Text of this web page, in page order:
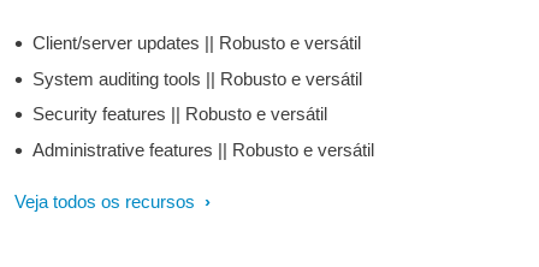
Client/server updates || Robusto e versátil
System auditing tools || Robusto e versátil
Security features || Robusto e versátil
Administrative features || Robusto e versátil
Veja todos os recursos